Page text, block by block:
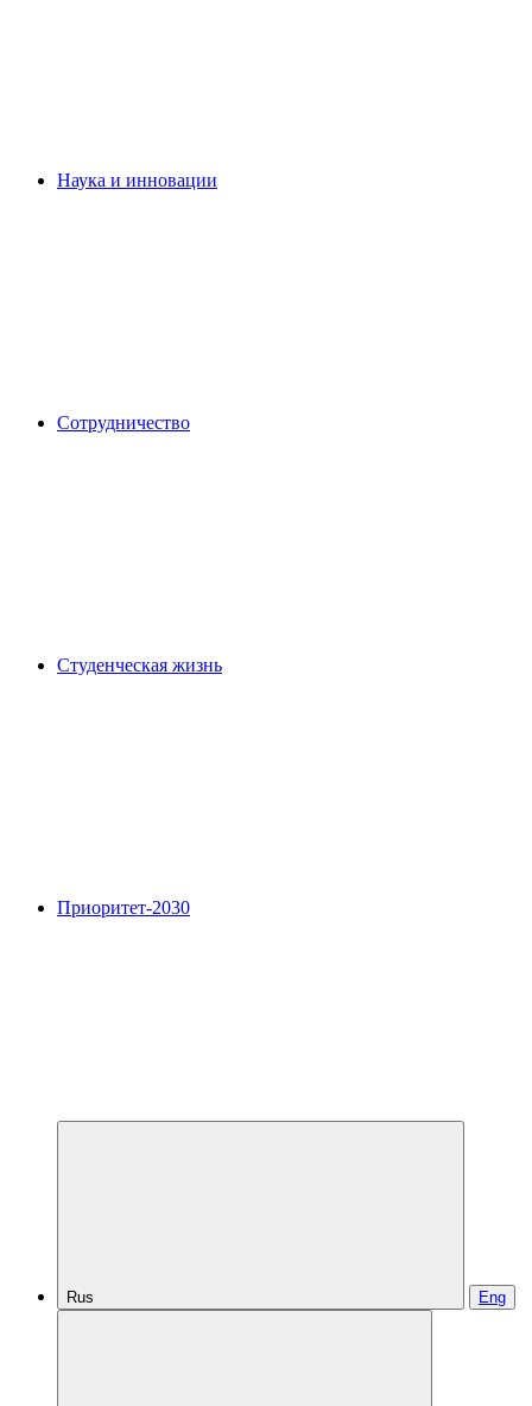
Наука и инновации
Сотрудничество
Студенческая жизнь
Приоритет-2030
Rus Eng